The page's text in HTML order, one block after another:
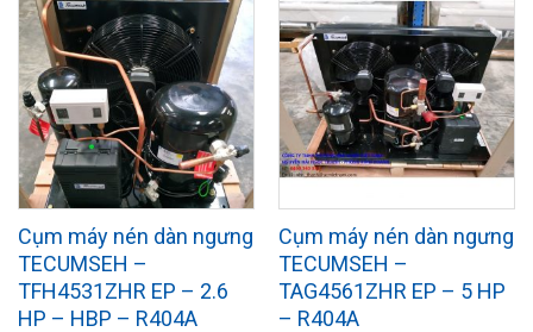
Cụm máy nén dàn ngưng
TECUMSEH –
TFH4531ZHR EP – 2.6
HP – HBP – R404A
Cụm máy nén dàn ngưng
TECUMSEH –
TAG4561ZHR EP – 5 HP
– R404A